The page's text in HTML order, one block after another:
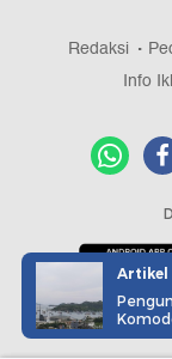
Redaksi
Info
Copyright
Artikel